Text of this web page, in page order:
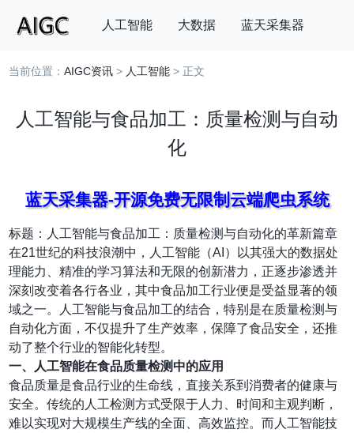
人工智能 大数据 蓝天采集器
搜索
当前位置：AIGC资讯 > 人工智能 > 正文
人工智能与食品加工：质量检测与自动
化
蓝天采集器-开源免费无限制云端爬虫系统
标题：人工智能与食品加工：质量检测与自动化的革新篇章
在21世纪的科技浪潮中，人工智能（AI）以其强大的数据处
理能力、精准的学习算法和无限的创新潜力，正逐步渗透并
深刻改变着各行各业，其中食品加工行业便是受益显著的领
域之一。人工智能与食品加工的结合，特别是在质量检测与
自动化方面，不仅提升了生产效率，保障了食品安全，还推
动了整个行业的智能化转型。
一、人工智能在食品质量检测中的应用
食品质量是食品行业的生命线，直接关系到消费者的健康与
安全。传统的人工检测方式受限于人力、时间和主观判断，
难以实现对大规模生产线的全面、高效监控。而人工智能技